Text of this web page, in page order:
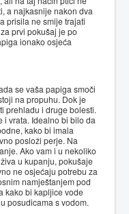
a najkasnije nakon dva
prisila ne smije trajati
prvi pokušaj je po
ionako osjeća
se vaša papiga smoči
na propuhu. Dok je
prehladu i druge bolesti.
i vrata. Idealno bi bilo da
kako bi imala
posloži perje. Na
Ako vam i u nekoliko
u kupanju, pokušaje
ne osjećaju potrebu za
namještanjem pod
kako bi kapljice vode
posudicama s vodom.